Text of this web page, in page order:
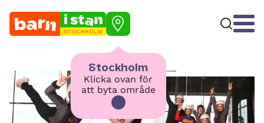
STOCKHOLM
Stockholm
Klicka ovan för
att byta område